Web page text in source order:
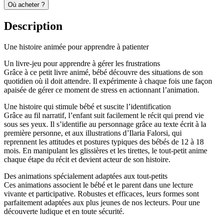
Où acheter ?
Description
Une histoire animée pour apprendre à patienter
Un livre-jeu pour apprendre à gérer les frustrations
Grâce à ce petit livre animé, bébé découvre des situations de son
quotidien où il doit attendre. Il expérimente à chaque fois une façon
apaisée de gérer ce moment de stress en actionnant l’animation.
Une histoire qui stimule bébé et suscite l’identification
Grâce au fil narratif, l’enfant suit facilement le récit qui prend vie
sous ses yeux. Il s’identifie au personnage grâce au texte écrit à la
première personne, et aux illustrations d’Ilaria Falorsi, qui
reprennent les attitudes et postures typiques des bébés de 12 à 18
mois. En manipulant les glissières et les tirettes, le tout-petit anime
chaque étape du récit et devient acteur de son histoire.
Des animations spécialement adaptées aux tout-petits
Ces animations associent le bébé et le parent dans une lecture
vivante et participative. Robustes et efficaces, leurs formes sont
parfaitement adaptées aux plus jeunes de nos lecteurs. Pour une
découverte ludique et en toute sécurité.